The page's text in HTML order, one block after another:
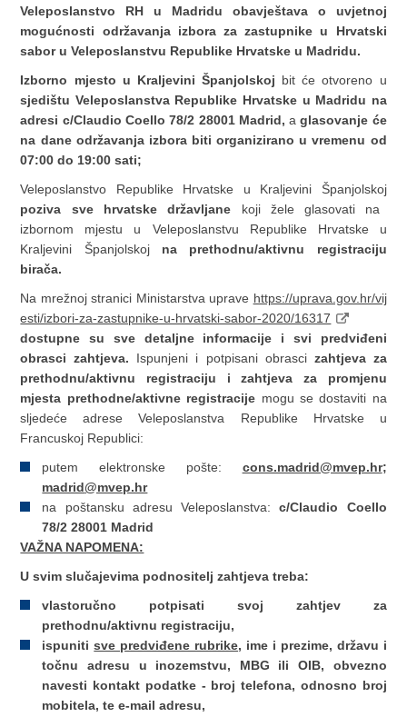
Veleposlanstvo RH u Madridu obavještava o uvjetnoj
mogućnosti održavanja izbora za zastupnike u Hrvatski
sabor u Veleposlanstvu Republike Hrvatske u Madridu.
Izborno mjesto u Kraljevini Španjolskoj bit će otvoreno u
sjedištu Veleposlanstva Republike Hrvatske u Madridu na
adresi c/Claudio Coello 78/2 28001 Madrid,aglasovanje će
na dane održavanja izbora biti organizirano u vremenu od
07:00 do 19:00 sati;
Veleposlanstvo Republike Hrvatske u Kraljevini Španjolskoj
poziva sve hrvatske državljane koji žele glasovati na
izbornom mjestu u Veleposlanstvu Republike Hrvatske u
Kraljevini Španjolskoj na prethodnu/aktivnu registraciju
birača.
Na mrežnoj stranici Ministarstva uprave https://uprava.gov.hr/vij
esti/izbori-za-zastupnike-u-hrvatski-sabor-2020/16317
dostupne su sve detaljne informacije i svi predviđeni
obrasci zahtjeva. Ispunjeni i potpisani obrasci zahtjeva za
prethodnu/aktivnu registraciju i zahtjeva za promjenu
mjesta prethodne/aktivne registracije mogu se dostaviti na
sljedeće adrese Veleposlanstva Republike Hrvatske u
Francuskoj Republici:
putem elektronske pošte: cons.madrid@mvep.hr;
madrid@mvep.hr
na poštansku adresu Veleposlanstva:c/Claudio Coello
78/2 28001 Madrid
VAŽNA NAPOMENA:
U svim slučajevima podnositelj zahtjeva treba:
vlastoručno potpisati svoj zahtjev za
prethodnu/aktivnu registraciju,
ispunitisve predviđene rubrike, ime i prezime, državu i
točnu adresu u inozemstvu, MBG ili OIB, obvezno
navesti kontakt podatke - broj telefona, odnosno broj
mobitela, te e-mail adresu,